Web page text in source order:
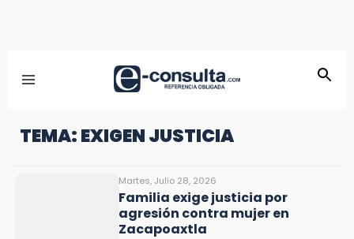
TEMA: EXIGEN JUSTICIA
Martes, Julio 28, 2026
Familia exige justicia por
agresión contra mujer en
Zacapoaxtla